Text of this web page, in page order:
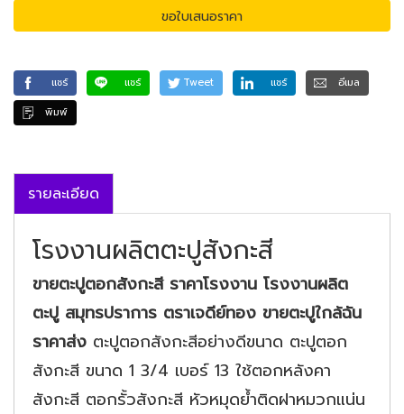
ขอใบเสนอราคา
แชร์ แชร์ Tweet แชร์
อีเมล
พิมพ์
รายละเอียด
โรงงานผลิตตะปูสังกะสี
ขายตะปูตอกสังกะสี ราคาโรงงาน โรงงานผลิต
ตะปู สมุทรปราการ ตราเจดีย์ทอง ขายตะปูใกล้ฉัน
ราคาส่ง ตะปูตอกสังกะสีอย่างดีขนาด ตะปูตอก
สังกะสี ขนาด 1 3/4 เบอร์ 13 ใช้ตอกหลังคา
สังกะสี ตอกรั้วสังกะสี หัวหมุดย้ำติดฝาหมวกแน่น